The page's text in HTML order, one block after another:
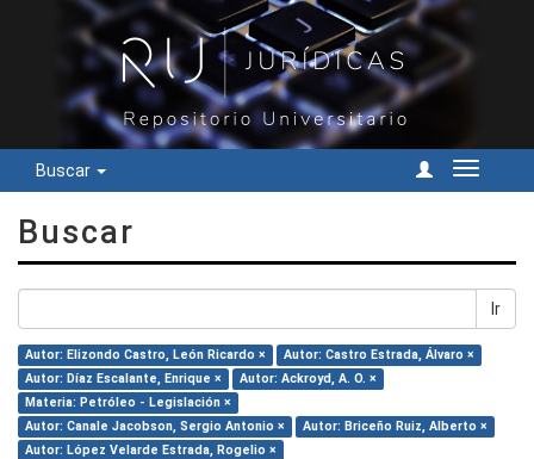
Buscar
Cambiar
Buscar
Ir
Autor: Elizondo Castro, León Ricardo ×
Autor: Castro Estrada, Álvaro ×
Autor: Díaz Escalante, Enrique ×
Autor: Ackroyd, A. O. ×
Materia: Petróleo - Legislación ×
Autor: Canale Jacobson, Sergio Antonio ×
Autor: Briceño Ruiz, Alberto ×
Autor: López Velarde Estrada, Rogelio ×